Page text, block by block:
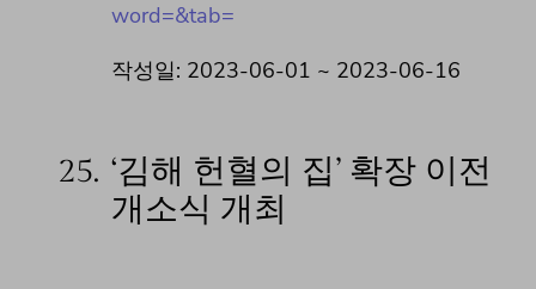
word=&tab=
작성일: 2023-06-01 ~ 2023-06-16
25. ‘김해 헌혈의 집’ 확장 이전
개소식 개최